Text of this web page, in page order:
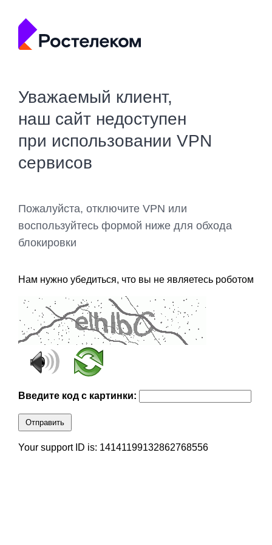
Уважаемый клиент,
наш сайт недоступен
при использовании VPN
сервисов
Пожалуйста, отключите VPN или
воспользуйтесь формой ниже для обхода
блокировки
Нам нужно убедиться, что вы не являетесь роботом
Введите код с картинки:
Отправить
Your support ID is: 14141199132862768556